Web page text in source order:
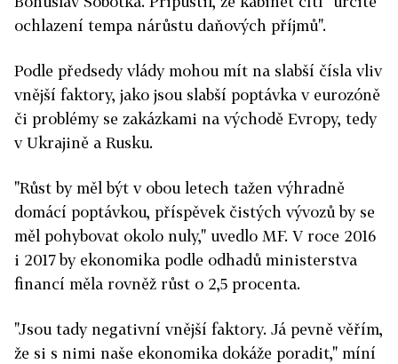
ochlazení tempa nárůstu daňových příjmů".
Podle předsedy vlády mohou mít na slabší čísla vliv
vnější faktory, jako jsou slabší poptávka v eurozóně
či problémy se zakázkami na východě Evropy, tedy
v Ukrajině a Rusku.
"Růst by měl být v obou letech tažen výhradně
domácí poptávkou, příspěvek čistých vývozů by se
měl pohybovat okolo nuly," uvedlo MF. V roce 2016
i 2017 by ekonomika podle odhadů ministerstva
financí měla rovněž růst o 2,5 procenta.
"Jsou tady negativní vnější faktory. Já pevně věřím,
že si s nimi naše ekonomika dokáže poradit," míní